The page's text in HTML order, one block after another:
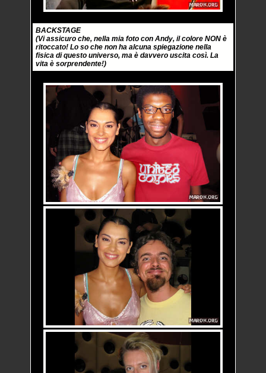
BACKSTAGE
(Vi assicuro che, nella mia foto con Andy, il colore NON è
ritoccato! Lo so che non ha alcuna spiegazione nella
fisica di questo universo, ma è davvero uscita così. La
vita è sorprendente!)